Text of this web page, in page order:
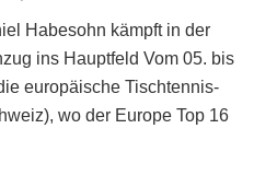
Habesohn kämpft in der
ins Hauptfeld Vom 05. bis
europäische Tischtennis-
wo der Europe Top 16